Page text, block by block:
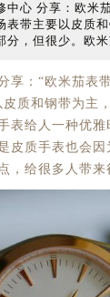
中心 分享：欧米
表带主要以皮质
分，但很少。欧
享：“欧米茄表
质和钢带为主
表给人一种优
皮质手表也会
，给很多人带来